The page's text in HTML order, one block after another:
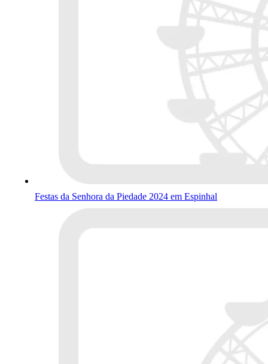
Festas da Senhora da Piedade 2024 em Espinhal